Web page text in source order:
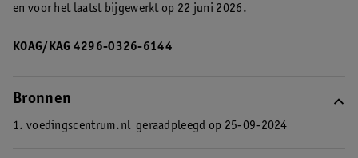
en voor het laatst bijgewerkt op 22 juni 2026.
KOAG/KAG 4296-0326-6144
Bronnen
1. voedingscentrum.nl geraadpleegd op 25-09-2024